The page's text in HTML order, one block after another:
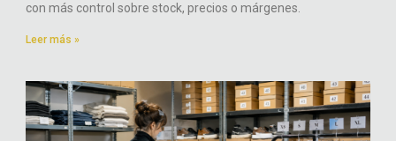
con más control sobre stock, precios o márgenes.
Leer más »